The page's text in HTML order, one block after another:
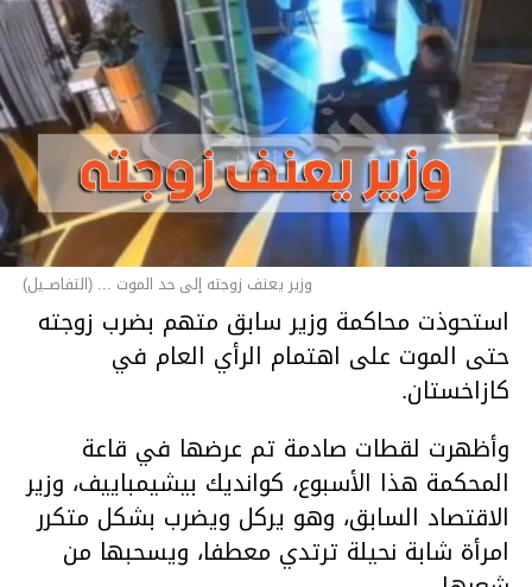
وزير يعنف زوجته إلى حد الموت ... (التفاصــيل)
استحوذت محاكمة وزير سابق متهم بضرب زوجته
حتى الموت على اهتمام الرأي العام في
كازاخستان.
وأظهرت لقطات صادمة تم عرضها في قاعة
المحكمة هذا الأسبوع، كوانديك بيشيمباييف، وزير
الاقتصاد السابق، وهو يركل ويضرب بشكل متكرر
امرأة شابة نحيلة ترتدي معطفا، ويسحبها من